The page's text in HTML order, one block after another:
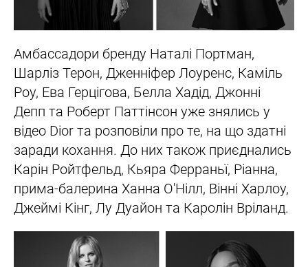
Амбассадори бренду Наталі Портман,
Шарліз Терон, Дженніфер Лоуренс, Каміль
Роу, Ева Герцігова, Белла Хадід, Джонні
Депп та Роберт Паттінсон уже знялись у
відео Dior та розповіли про те, на що здатні
заради кохання. До них також приєднались
Карін Ройтфельд, Кьяра Ферраньї, Ріанна,
прима-балерина Ханна О'Нілл, Вінні Харлоу,
Джеймі Кінг, Лу Дуайон та Каролін Вріланд.